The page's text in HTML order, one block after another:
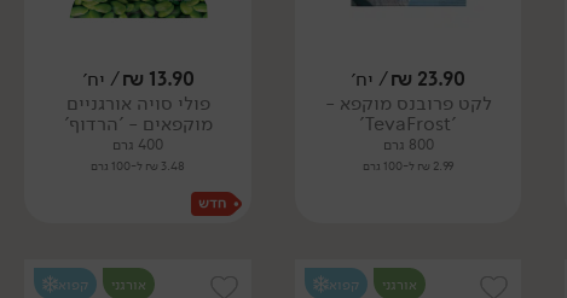
23.90
₪/ יח׳
לקט פרובנס מוקפא -
'TevaFrost'
800 גרם
2.99 ₪ ל-100 גרם
13.90
₪/ יח׳
פולי סויה אורגניים
מוקפאים - 'הרדוף'
400 גרם
3.48 ₪ ל-100 גרם
אורגני קפוא אורגני קפוא